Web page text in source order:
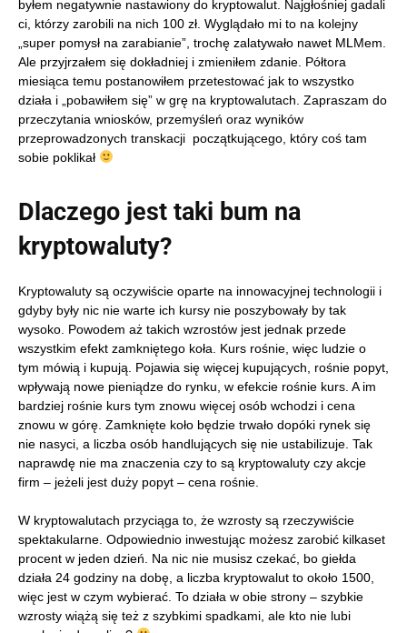
byłem negatywnie nastawiony do kryptowalut. Najgłośniej gadali
ci, którzy zarobili na nich 100 zł. Wyglądało mi to na kolejny
„super pomysł na zarabianie”, trochę zalatywało nawet MLMem.
Ale przyjrzałem się dokładniej i zmieniłem zdanie. Półtora
miesiąca temu postanowiłem przetestować jak to wszystko
działa i „pobawiłem się” w grę na kryptowalutach. Zapraszam do
przeczytania wniosków, przemyśleń oraz wyników
przeprowadzonych transkacji początkującego, który coś tam
sobie poklikał
Dlaczego jest taki bum na
kryptowaluty?
Kryptowaluty są oczywiście oparte na innowacyjnej technologii i
gdyby były nic nie warte ich kursy nie poszybowały by tak
wysoko. Powodem aż takich wzrostów jest jednak przede
wszystkim efekt zamkniętego koła. Kurs rośnie, więc ludzie o
tym mówią i kupują. Pojawia się więcej kupujących, rośnie popyt,
wpływają nowe pieniądze do rynku, w efekcie rośnie kurs. A im
bardziej rośnie kurs tym znowu więcej osób wchodzi i cena
znowu w górę. Zamknięte koło będzie trwało dopóki rynek się
nie nasyci, a liczba osób handlujących się nie ustabilizuje. Tak
naprawdę nie ma znaczenia czy to są kryptowaluty czy akcje
firm – jeżeli jest duży popyt – cena rośnie.
W kryptowalutach przyciąga to, że wzrosty są rzeczywiście
spektakularne. Odpowiednio inwestując możesz zarobić kilkaset
procent w jeden dzień. Na nic nie musisz czekać, bo giełda
działa 24 godziny na dobę, a liczba kryptowalut to około 1500,
więc jest w czym wybierać. To działa w obie strony – szybkie
wzrosty wiążą się też z szybkimi spadkami, ale kto nie lubi